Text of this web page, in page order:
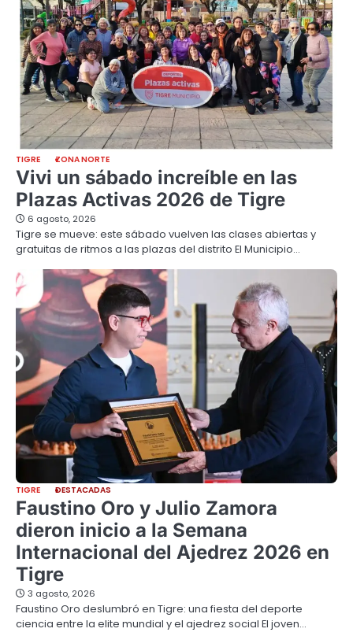
TIGRE ZONA NORTE
Vivi un sábado increíble en las
Plazas Activas 2026 de Tigre
6 agosto, 2026
Tigre se mueve: este sábado vuelven las clases abiertas y
gratuitas de ritmos a las plazas del distrito El Municipio…
TIGRE DESTACADAS
Faustino Oro y Julio Zamora
dieron inicio a la Semana
Internacional del Ajedrez 2026 en
Tigre
3 agosto, 2026
Faustino Oro deslumbró en Tigre: una fiesta del deporte
ciencia entre la elite mundial y el ajedrez social El joven…